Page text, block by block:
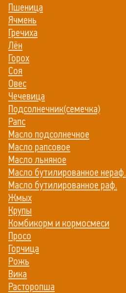
Пшеница
Ячмень
Гречиха
Лён
Горох
Соя
Овес
Чечевица
Подсолнечник(семечка)
Рапс
Масло подсолнечное
Масло рапсовое
Масло льняное
Масло бутилированное нераф.
Масло бутилированное раф.
Жмых
Крупы
Комбикорм и кормосмеси
Просо
Горчица
Рожь
Вика
Расторопша